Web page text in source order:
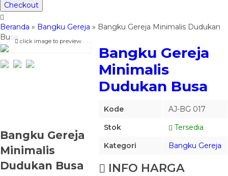
Checkout
Beranda » Bangku Gereja » Bangku Gereja Minimalis Dudukan
Busa click image to preview
Bangku Gereja
Minimalis
Dudukan Busa
Kode
AJ-BG 017
Stok
Tersedia
Kategori
Bangku Gereja
INFO HARGA
Bangku Gereja
Minimalis
Dudukan Busa